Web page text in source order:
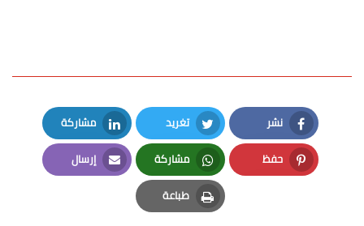
نشر
Facebook
تغريد
Twitter
مشاركة
LinkedIn
حفظ
Pinterest
مشاركة
Whatsapp
إرسال
Email
طباعة
Print